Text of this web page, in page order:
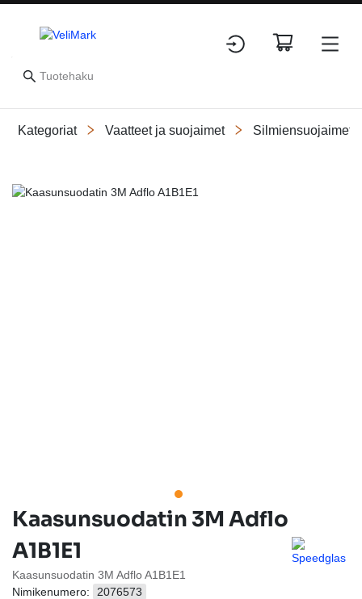
Kategoriat Vaatteet ja suojaimet Silmiensuojaimet
Slide 1 of 1
Kaasunsuodatin 3M Adflo
A1B1E1
Kaasunsuodatin 3M Adflo A1B1E1
Nimikenumero:
2076573